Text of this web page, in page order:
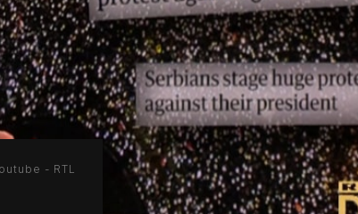
- RTL